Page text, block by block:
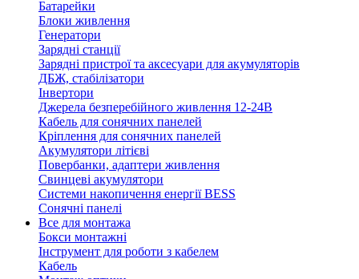
Батарейки
Блоки живлення
Генератори
Зарядні станції
Зарядні пристрої та аксесуари для акумуляторів
ДБЖ, стабілізатори
Інвертори
Джерела безперебійного живлення 12-24В
Кабель для сонячних панелей
Кріплення для сонячних панелей
Акумулятори літієві
Повербанки, адаптери живлення
Свинцеві акумулятори
Системи накопичення енергії BESS
Сонячні панелі
Все для монтажа
Бокси монтажні
Інструмент для роботи з кабелем
Кабель